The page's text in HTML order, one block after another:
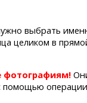
выбрать
целиком в
фотографиям!